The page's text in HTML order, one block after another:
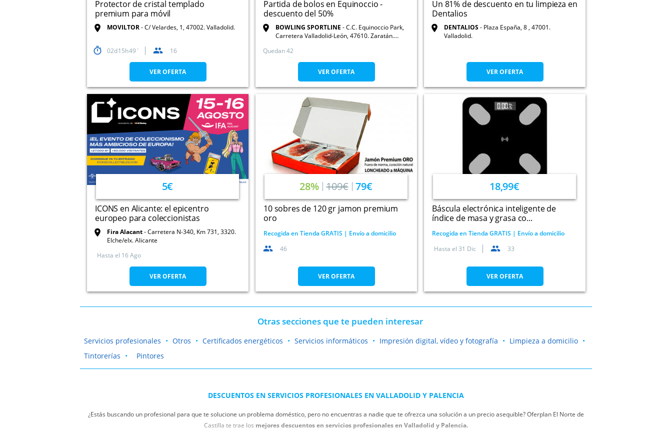
Protector de cristal templado
premium para móvil
MOVILTOR C/ Velardes, 1, 47002. Valladolid.
02 15 49 16
VER OFERTA
Partida de bolos en Equinoccio -
descuento del 50%
BOWLING SPORTLINE
C.C. Equinoccio Park,
Carretera Valladolid-León, 47610. Zaratán.
Quedan 42
VER OFERTA
Un 81% de descuento en tu limpieza en
Dentalios
DENTALIOS
Plaza España, 8 , 47001.
Valladolid.
VER OFERTA
5€
ICONS en Alicante: el epicentro
europeo para coleccionistas
Fira Alacant Carretera N-340, Km 731, 3320.
Elche/elx. Alicante
Hasta el 16 Ago
VER OFERTA
28% 109€ 79€
10 sobres de 120 gr jamon premium
oro
Recogida en Tienda GRATIS | Envío a domicilio
46
VER OFERTA
18,99€
Báscula electrónica inteligente de
índice de masa y grasa co...
Recogida en Tienda GRATIS | Envío a domicilio
Hasta el 31 Dic 33
VER OFERTA
Otras secciones que te pueden interesar
Servicios profesionales Otros Certificados energéticos Servicios informáticos Impresión digital, vídeo y fotografía
Limpieza a domicilio
Tintorerías
Pintores
DESCUENTOS EN SERVICIOS PROFESIONALES EN VALLADOLID Y PALENCIA
¿Estás buscando un profesional para que te solucione un problema doméstico, pero no encuentras a nadie que te ofrezca una solución a un precio asequible? Oferplan El Norte de
Castilla te trae los mejores descuentos en servicios profesionales en Valladolid y Palencia.